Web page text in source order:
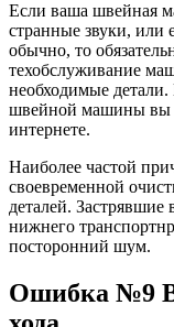
Если ваша швейная
странные звуки, или
обычно, то
техобслуживание
необходимые
швейной машины вы
интернете.
Наиболее частой
своевременной
деталей.
нижнего
посторонний шум.
Ошибка №9